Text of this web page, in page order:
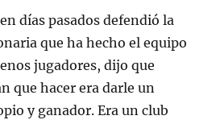
días pasados defendió la
que ha hecho el equipo
jugadores, dijo que
que hacer era darle un
y ganador. Era un club